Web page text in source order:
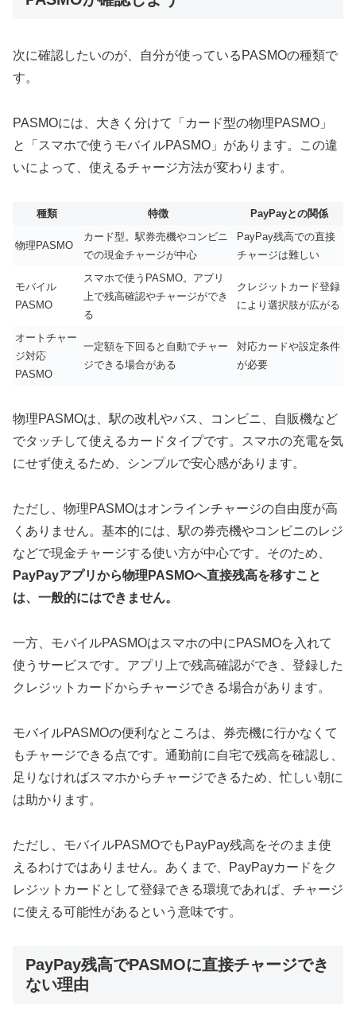
次に確認したいのが、自分が使っているPASMOの種類で
す。
PASMOには、大きく分けて「カード型の物理PASMO」
と「スマホで使うモバイルPASMO」があります。この違
いによって、使えるチャージ方法が変わります。
種類 特徴 PayPayとの関係
物理PASMO
カード型。駅券売機やコンビニ
での現金チャージが中心
PayPay残高での直接
チャージは難しい
モバイル
PASMO
スマホで使うPASMO。アプリ
上で残高確認やチャージができ
る
クレジットカード登録
により選択肢が広がる
オートチャー
ジ対応
PASMO
一定額を下回ると自動でチャー
ジできる場合がある
対応カードや設定条件
が必要
物理PASMOは、駅の改札やバス、コンビニ、自販機など
でタッチして使えるカードタイプです。スマホの充電を気
にせず使えるため、シンプルで安心感があります。
ただし、物理PASMOはオンラインチャージの自由度が高
くありません。基本的には、駅の券売機やコンビニのレジ
などで現金チャージする使い方が中心です。そのため、
PayPayアプリから物理PASMOへ直接残高を移すこと
は、一般的にはできません。
一方、モバイルPASMOはスマホの中にPASMOを入れて
使うサービスです。アプリ上で残高確認ができ、登録した
クレジットカードからチャージできる場合があります。
モバイルPASMOの便利なところは、券売機に行かなくて
もチャージできる点です。通勤前に自宅で残高を確認し、
足りなければスマホからチャージできるため、忙しい朝に
は助かります。
ただし、モバイルPASMOでもPayPay残高をそのまま使
えるわけではありません。あくまで、PayPayカードをク
レジットカードとして登録できる環境であれば、チャージ
に使える可能性があるという意味です。
PayPay残高でPASMOに直接チャージでき
ない理由